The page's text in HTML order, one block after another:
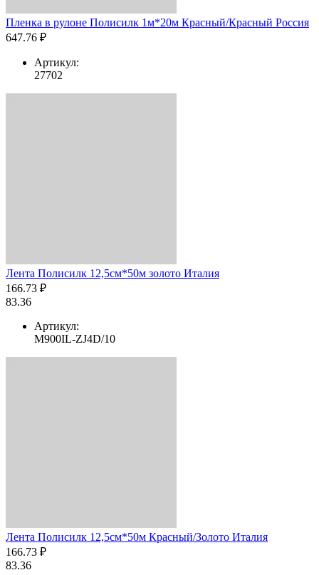
Пленка в рулоне Полисилк 1м*20м Красный/Красный Россия
647.76 ₽
Артикул:
27702
Лента Полисилк 12,5см*50м золото Италия
166.73 ₽
83.36
Артикул:
M900IL-ZJ4D/10
Лента Полисилк 12,5см*50м Красный/Золото Италия
166.73 ₽
83.36